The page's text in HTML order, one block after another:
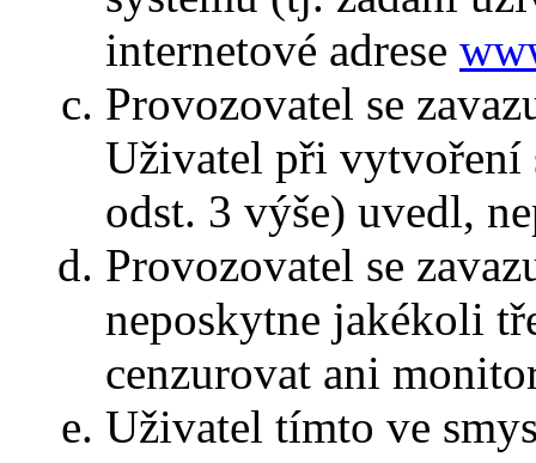
internetové adrese
Provozovatel se
Uživatel při vytvoření
odst. 3 výše) uvedl,
Provozovatel se
neposkytne jakékoli
cenzurovat ani
Uživatel tímto ve